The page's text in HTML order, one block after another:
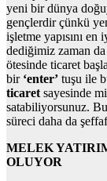
yeni bir dünya
gençlerdir çünkü
işletme yapısını
dediğimiz zaman
ötesinde ticaret
bir ‘enter’ tuşu ile
ticaret sayesinde
satabiliyorsunuz.
süreci daha da
MELEK
OLUYOR